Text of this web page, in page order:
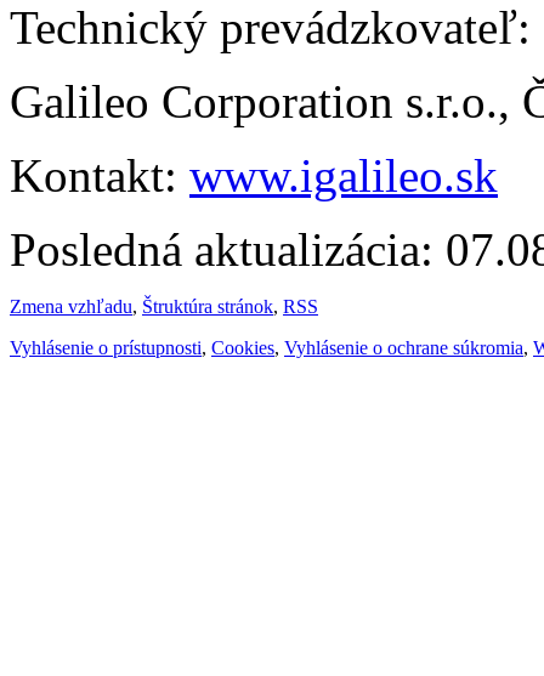
Technický prevádzkovateľ:
Galileo Corporation s.r.o.,
Kontakt: www.igalileo.sk
Posledná aktualizácia:
Zmena vzhľadu, Štruktúra stránok, RSS
Vyhlásenie o prístupnosti, Cookies, Vyhlásenie o ochrane súkromia,